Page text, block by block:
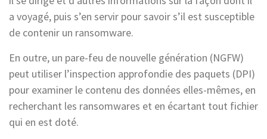
a voyagé, puis s’en servir pour savoir s’il est susceptible
de contenir un ransomware.
En outre, un pare-feu de nouvelle génération (NGFW)
peut utiliser l’inspection approfondie des paquets (DPI)
pour examiner le contenu des données elles-mêmes, en
recherchant les ransomwares et en écartant tout fichier
qui en est doté.